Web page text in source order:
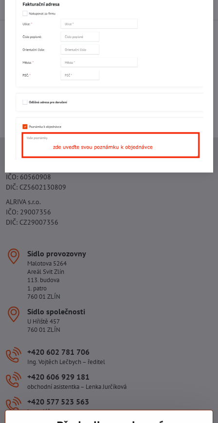
Diskuse 0
Facebook Twitter Bluesky
Potřebujete poradit s objednávkou?
+420 577 523 563
Ing. Vojtěch Lečbych - IVL
IČO: 60560908
DIČ: CZ5602130809
ALRIVA s.r.o.
IČO: 29007356
DIČ: CZ29007356
Sídlo provozovny
Malotova 5264
Areál Svit Zlín
113. budova
1. patro
760 01 ZLÍN
Sídlo společnosti
U Hřiště 457
760 01 ZLÍN
+420 602 781 706
Ing. Vojtěch Lečbych – ředitel
+420 606 929 181
obchodní asistentka – Lenka Jurčíková
+420 577 523 563
kancelář